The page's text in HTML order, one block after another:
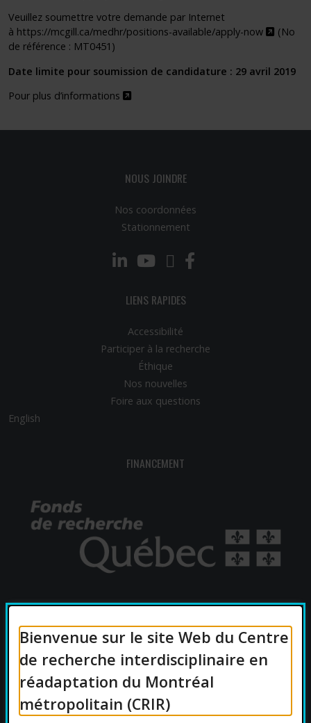
Bienvenue sur le site Web du Centre
de recherche interdisciplinaire en
réadaptation du Montréal
métropolitain (CRIR)
Veuillez soumettre votre demande par Internet
à https://mcgill.ca/medhr/positions-available/apply-now Ce
(No
de référence : MT0451)
Date limite pour soumission de candidature : 29 avril 2019
Pour plus d’informations
NOUS JOINDRE
Nos coordonnées
Stationnement
LinkedIn
YouTube
Twitter
LIENS RAPIDES
Accessibilité
Participer à la recherche
Éthique
Nos nouvelles
Foire aux questions
English
FINANCEMENT
AFFILIATIONS UNIVERSITAIRES